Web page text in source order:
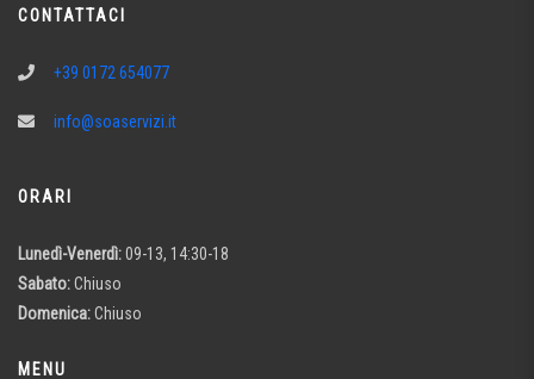
CONTATTACI
+39 0172 654077
info@soaservizi.it
ORARI
Lunedì-Venerdì:09-13, 14:30-18
Sabato:Chiuso
Domenica:Chiuso
MENU